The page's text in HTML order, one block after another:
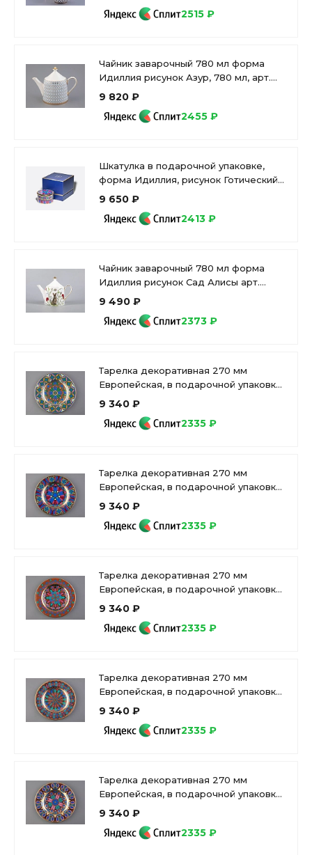
2515 ₽
Чайник заварочный 780 мл форма
Идиллия рисунок Азур, 780 мл, арт.
80.96960.00.1
9 820 ₽
2455 ₽
Шкатулка в подарочной упаковке,
форма Идиллия, рисунок Готический
7, арт. 81.34170.00.1
9 650 ₽
2413 ₽
Чайник заварочный 780 мл форма
Идиллия рисунок Сад Алисы арт.
80.42107.00.1
9 490 ₽
2373 ₽
Тарелка декоративная 270 мм
Европейская, в подарочной упаковке,
рисунок Готическая 9, арт
9 340 ₽
2335 ₽
Тарелка декоративная 270 мм
Европейская, в подарочной упаковке,
рисунок Готическая 7 арт.
9 340 ₽
2335 ₽
Тарелка декоративная 270 мм
Европейская, в подарочной упаковке,
рисунок Готическая 6 арт.
9 340 ₽
2335 ₽
Тарелка декоративная 270 мм
Европейская, в подарочной упаковке,
рисунок Готическая 2 арт.
9 340 ₽
2335 ₽
Тарелка декоративная 270 мм
Европейская, в подарочной упаковке,
рисунок Готическая 11 арт. 81.25631.00.1
9 340 ₽
2335 ₽